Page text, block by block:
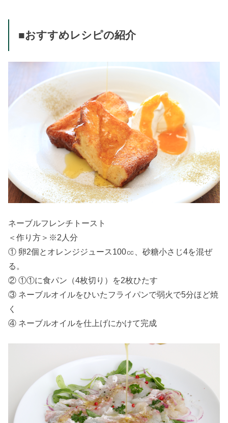
■おすすめレシピの紹介
ネーブルフレンチトースト
＜作り方＞※2人分
① 卵2個とオレンジジュース100㏄、砂糖小さじ4を混ぜ
る。
② ①①に食パン（4枚切り）を2枚ひたす
③ ネーブルオイルをひいたフライパンで弱火で5分ほど焼
く
④ ネーブルオイルを仕上げにかけて完成